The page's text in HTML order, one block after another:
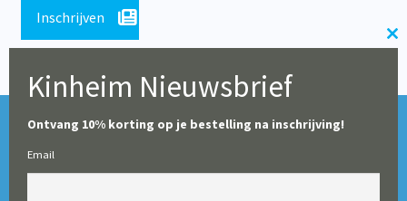
Inschrijven
© Alle rechten voorbehouden 2026 | Educatieve Uitgeverij
Tijdens de zomerperiode blijft onze webshop geopend,
Kinheim Nieuwsbrief
Ontvang 10% korting op je bestelling na inschrijving!
Email